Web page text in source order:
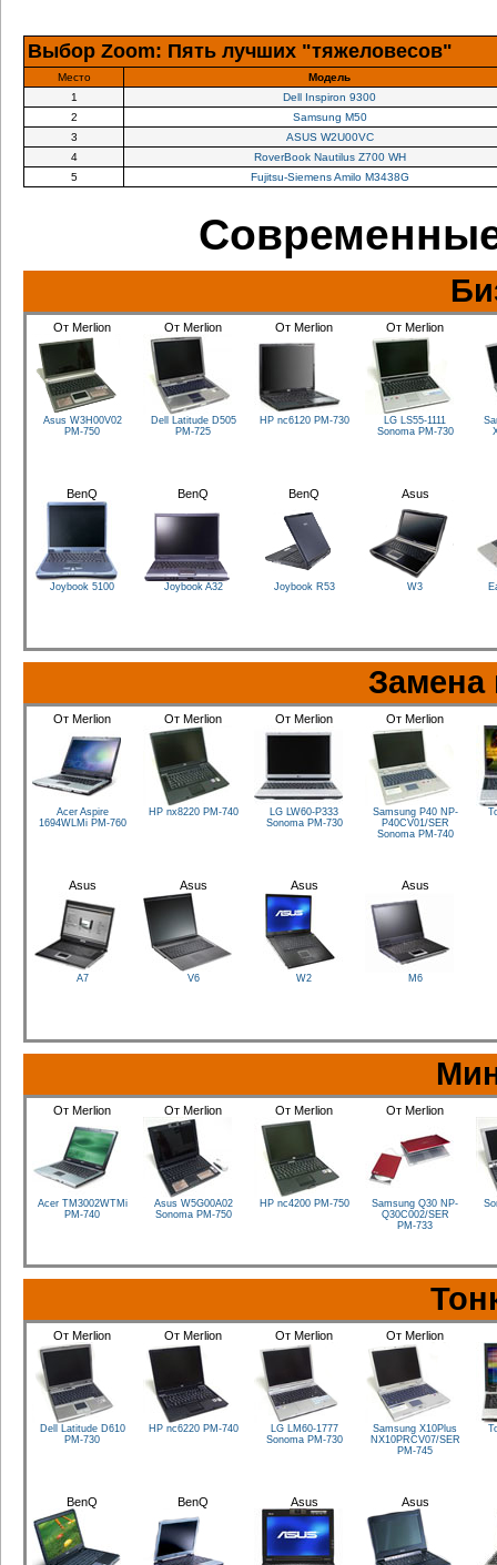
Выбор Zoom: Пять лучших "тяжеловесов"
Место
Модель
1
Dell Inspiron 9300
2
Samsung M50
3
ASUS W2U00VC
4
RoverBook Nautilus Z700 WH
5
Fujitsu-Siemens Amilo M3438G
От Merlion
Asus W3H00V02
PM-750
От Merlion
Dell Latitude D505
PM-725
От Merlion
HP nc6120 PM-730
От Merlion
LG LS55-1111
Sonoma PM-730
BenQ
Joybook 5100
BenQ
Joybook A32
BenQ
Joybook R53
Asus
W3
Замена
От Merlion
Acer Aspire
1694WLMi PM-760
От Merlion
HP nx8220 PM-740
От Merlion
LG LW60-P333
Sonoma PM-730
От Merlion
Samsung P40 NP-
P40CV01/SER
Sonoma PM-740
Asus
A7
Asus
V6
Asus
W2
Asus
M6
От Merlion
Acer TM3002WTMi
PM-740
От Merlion
Asus W5G00A02
Sonoma PM-750
От Merlion
HP nc4200 PM-750
От Merlion
Samsung Q30 NP-
Q30C002/SER
PM-733
От Merlion
Dell Latitude D610
PM-730
От Merlion
HP nc6220 PM-740
От Merlion
LG LM60-1777
Sonoma PM-730
От Merlion
Samsung X10Plus
NX10PRCV07/SER
PM-745
BenQ BenQ Asus Asus